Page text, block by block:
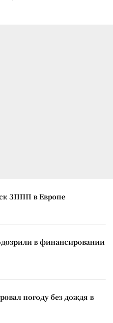
ЗППП в Европе
в финансировании
погоду без дождя в